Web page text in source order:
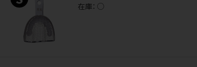
在庫： ○